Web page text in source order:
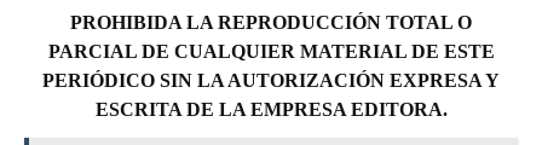
PROHIBIDA LA REPRODUCCIÓN TOTAL O
PARCIAL DE CUALQUIER MATERIAL DE ESTE
PERIÓDICO SIN LA AUTORIZACIÓN EXPRESA Y
ESCRITA DE LA EMPRESA EDITORA.